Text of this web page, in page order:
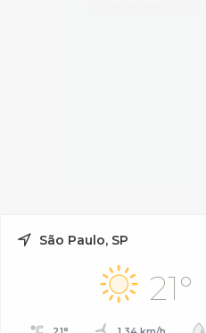
São Paulo, SP
21°